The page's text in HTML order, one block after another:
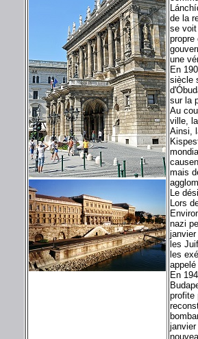
de la
se voit
propre
une
En
siècle
sur la
Au
ville,
Ainsi,
mais
Le
Lors
nazi
les
les
En
profite